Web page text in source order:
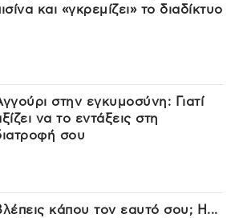
και «γκρεμίζει» το διαδίκτυο
στην εγκυμοσύνη: Γιατί
να το εντάξεις στη
σου
κάπου τον εαυτό σου; Η...